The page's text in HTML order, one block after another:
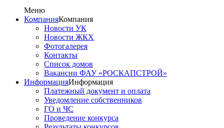
Меню
КомпанияКомпания
Новости УК
Новости ЖКХ
Фотогалерея
Контакты
Список домов
Вакансии ФАУ «РОСКАПСТРОЙ»
ИнформацияИнформация
Платежный документ и оплата
Уведомление собственников
ГО и ЧС
Проведение конкурса